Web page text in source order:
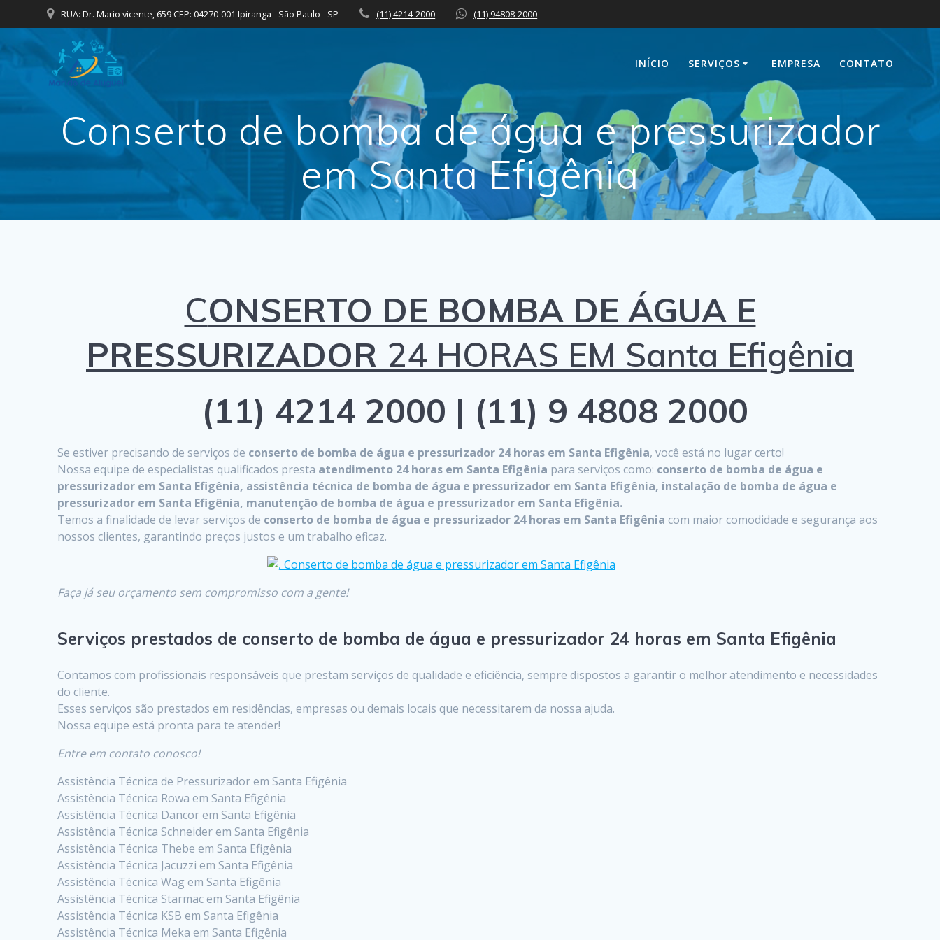
to
content
RUA: Dr. Mario vicente, 659 CEP: 04270-001 Ipiranga - São Paulo - SP (11) 4214-2000 (11) 94808-2000
INÍCIO SERVIÇOS EMPRESA CONTATO
Conserto de bomba de água e pressurizador
em Santa Efigênia
CONSERTO DE BOMBA DE ÁGUA E
PRESSURIZADOR 24 HORAS EM Santa Efigênia
(11) 4214 2000 | (11) 9 4808 2000
Se estiver precisando de serviços de conserto de bomba de água e pressurizador 24 horas em Santa Efigênia, você está no lugar certo!
Nossa equipe de especialistas qualificados presta atendimento 24 horas em Santa Efigênia para serviços como: conserto de bomba de água e
pressurizador em Santa Efigênia, assistência técnica de bomba de água e pressurizador em Santa Efigênia, instalação de bomba de água e
pressurizador em Santa Efigênia, manutenção de bomba de água e pressurizador em Santa Efigênia.
Temos a finalidade de levar serviços de conserto de bomba de água e pressurizador 24 horas em Santa Efigênia com maior comodidade e segurança aos
nossos clientes, garantindo preços justos e um trabalho eficaz.
Faça já seu orçamento sem compromisso com a gente!
Serviços prestados de conserto de bomba de água e pressurizador 24 horas em Santa Efigênia
Contamos com profissionais responsáveis que prestam serviços de qualidade e eficiência, sempre dispostos a garantir o melhor atendimento e necessidades
do cliente.
Esses serviços são prestados em residências, empresas ou demais locais que necessitarem da nossa ajuda.
Nossa equipe está pronta para te atender!
Entre em contato conosco!
Assistência Técnica de Pressurizador em Santa Efigênia
Assistência Técnica Rowa em Santa Efigênia
Assistência Técnica Dancor em Santa Efigênia
Assistência Técnica Schneider em Santa Efigênia
Assistência Técnica Thebe em Santa Efigênia
Assistência Técnica Jacuzzi em Santa Efigênia
Assistência Técnica Wag em Santa Efigênia
Assistência Técnica Starmac em Santa Efigênia
Assistência Técnica KSB em Santa Efigênia
Assistência Técnica Meka em Santa Efigênia